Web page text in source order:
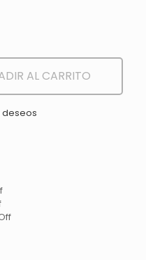
AL CARRITO
deseos